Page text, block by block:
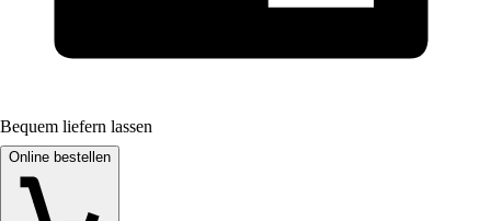
Bequem liefern lassen
Online bestellen